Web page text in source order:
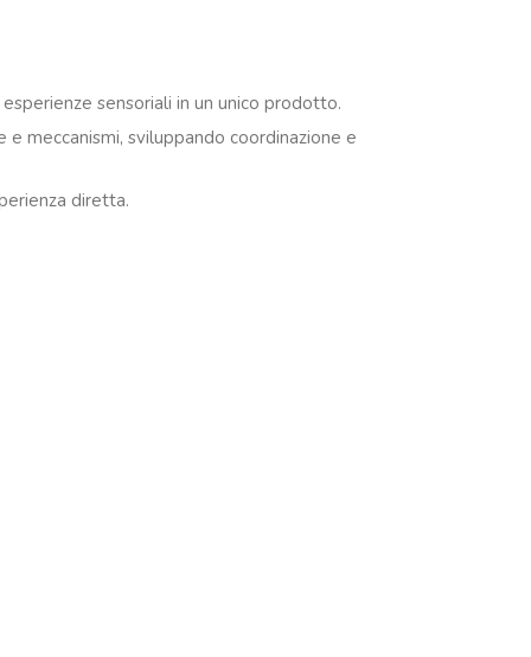
sensoriali in un unico prodotto.
meccanismi, sviluppando coordinazione e
diretta.